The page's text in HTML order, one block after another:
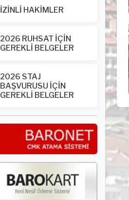
İZİNLİ HAKİMLER
2026 RUHSAT İÇİN
GEREKLİ BELGELER
2026 STAJ
BAŞVURUSU İÇİN
GEREKLİ BELGELER